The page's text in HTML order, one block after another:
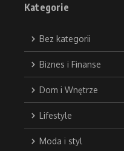
Kategorie
Bez kategorii
Biznes i Finanse
Dom i Wnętrze
Lifestyle
Moda i styl